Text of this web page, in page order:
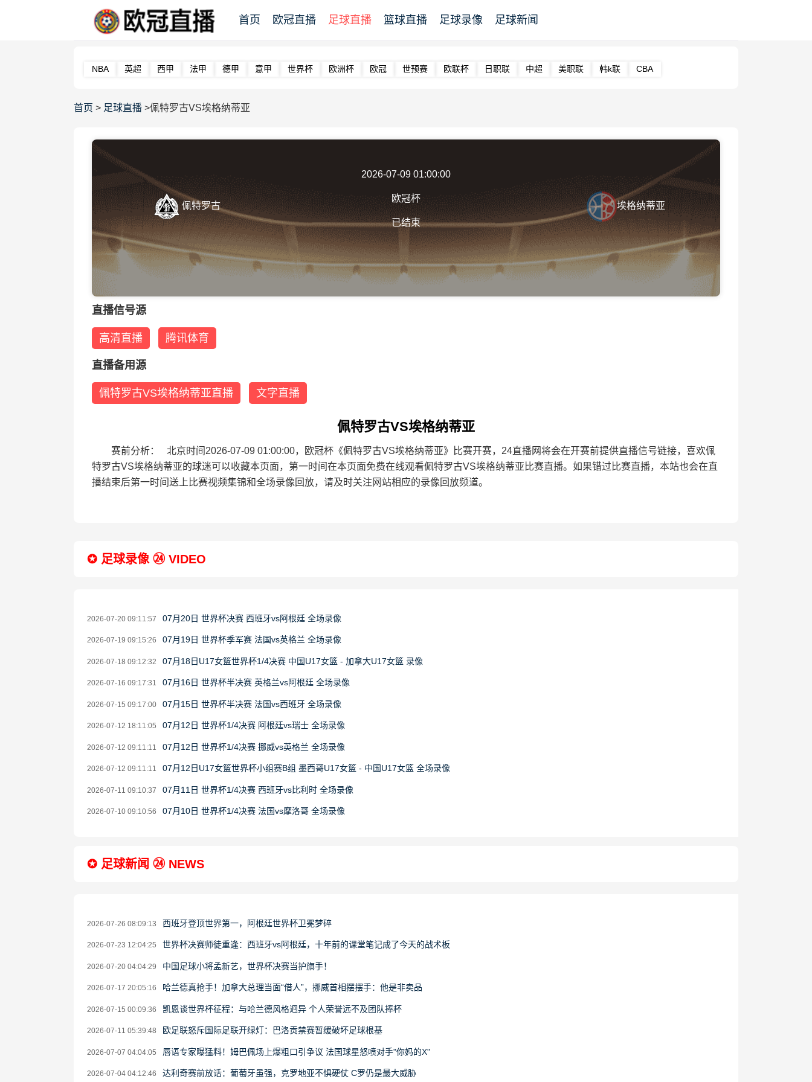
首页 欧冠直播 足球直播 篮球直播 足球录像 足球新闻
NBA 英超 西甲 法甲 德甲 意甲 世界杯 欧洲杯 欧冠 世预赛 欧联杯 日职联 中超 美职联 韩k联 CBA
首页 > 足球直播 >佩特罗古VS埃格纳蒂亚
佩特罗古
2026-07-09 01:00:00
欧冠杯
已结束
埃格纳蒂亚
直播信号源
高清直播 腾讯体育
直播备用源
佩特罗古VS埃格纳蒂亚直播 文字直播
佩特罗古VS埃格纳蒂亚
赛前分析： 北京时间2026-07-09 01:00:00，欧冠杯《佩特罗古VS埃格纳蒂亚》比赛开赛，24直播网将会在开赛前提供直播信号链接，喜欢佩
特罗古VS埃格纳蒂亚的球迷可以收藏本页面，第一时间在本页面免费在线观看佩特罗古VS埃格纳蒂亚比赛直播。如果错过比赛直播，本站也会在直
播结束后第一时间送上比赛视频集锦和全场录像回放，请及时关注网站相应的录像回放频道。
✪ 足球录像 ㉔ VIDEO
2026-07-20 09:11:57 07月20日 世界杯决赛 西班牙vs阿根廷 全场录像
2026-07-19 09:15:26 07月19日 世界杯季军赛 法国vs英格兰 全场录像
2026-07-18 09:12:32 07月18日U17女篮世界杯1/4决赛 中国U17女篮 - 加拿大U17女篮 录像
2026-07-16 09:17:31 07月16日 世界杯半决赛 英格兰vs阿根廷 全场录像
2026-07-15 09:17:00 07月15日 世界杯半决赛 法国vs西班牙 全场录像
2026-07-12 18:11:05 07月12日 世界杯1/4决赛 阿根廷vs瑞士 全场录像
2026-07-12 09:11:11 07月12日 世界杯1/4决赛 挪威vs英格兰 全场录像
2026-07-12 09:11:11 07月12日U17女篮世界杯小组赛B组 墨西哥U17女篮 - 中国U17女篮 全场录像
2026-07-11 09:10:37 07月11日 世界杯1/4决赛 西班牙vs比利时 全场录像
2026-07-10 09:10:56 07月10日 世界杯1/4决赛 法国vs摩洛哥 全场录像
✪ 足球新闻 ㉔ NEWS
2026-07-26 08:09:13 西班牙登顶世界第一，阿根廷世界杯卫冕梦碎
2026-07-23 12:04:25 世界杯决赛师徒重逢：西班牙vs阿根廷，十年前的课堂笔记成了今天的战术板
2026-07-20 04:04:29 中国足球小将孟新艺，世界杯决赛当护旗手！
2026-07-17 20:05:16 哈兰德真抢手！加拿大总理当面“借人”，挪威首相摆摆手：他是非卖品
2026-07-15 00:09:36 凯恩谈世界杯征程：与哈兰德风格迥异 个人荣誉远不及团队捧杯
2026-07-11 05:39:48 欧足联怒斥国际足联开绿灯：巴洛贡禁赛暂缓破坏足球根基
2026-07-07 04:04:05 唇语专家曝猛料！姆巴佩场上爆粗口引争议 法国球星怒喷对手"你妈的X"
2026-07-04 04:12:46 达利奇赛前放话：葡萄牙虽强，克罗地亚不惧硬仗 C罗仍是最大威胁